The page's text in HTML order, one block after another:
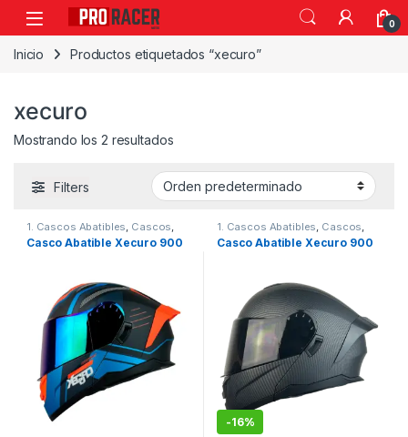
0
Inicio Productos etiquetados “xecuro”
xecuro
Mostrando los 2 resultados
Filters
1. Cascos Abatibles Cascos
Xecuro
Casco Abatible Xecuro 900
1. Cascos Abatibles Cascos
Xecuro
Casco Abatible Xecuro 900
-16%